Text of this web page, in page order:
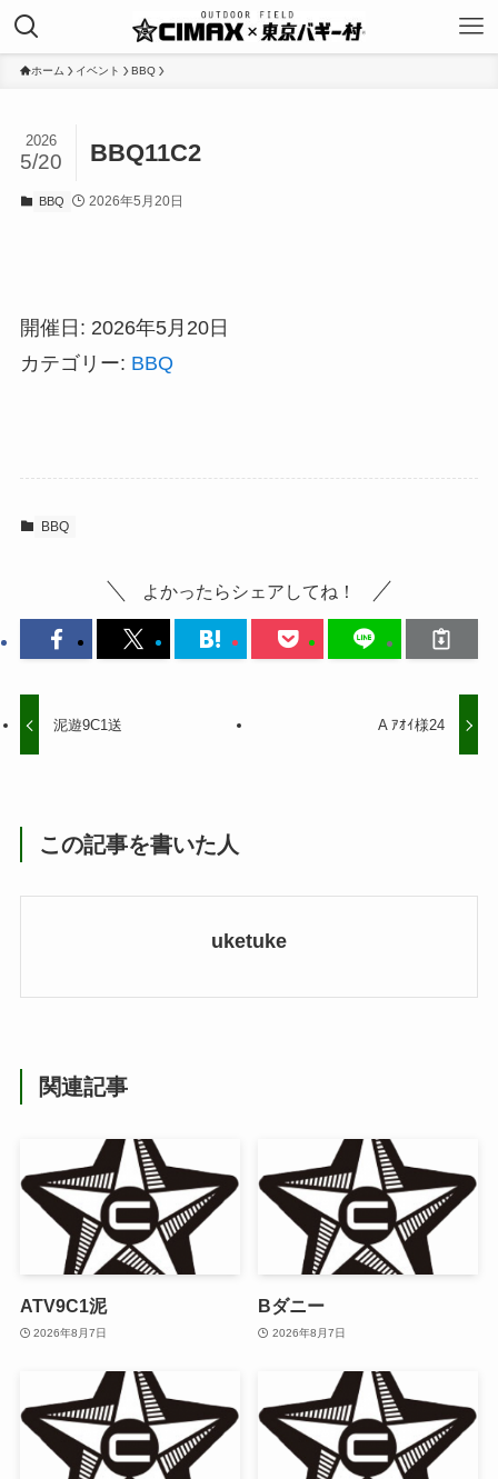
ホーム イベント BBQ
BBQ11C2
2026
5/20
BBQ 2026年5月20日
開催日: 2026年5月20日
カテゴリー: BBQ
BBQ
よかったらシェアしてね！
泥遊9C1送 A ｱｵｲ様24
この記事を書いた人
uketuke
関連記事
ATV9C1泥
2026年8月7日
Bダニー
2026年8月7日